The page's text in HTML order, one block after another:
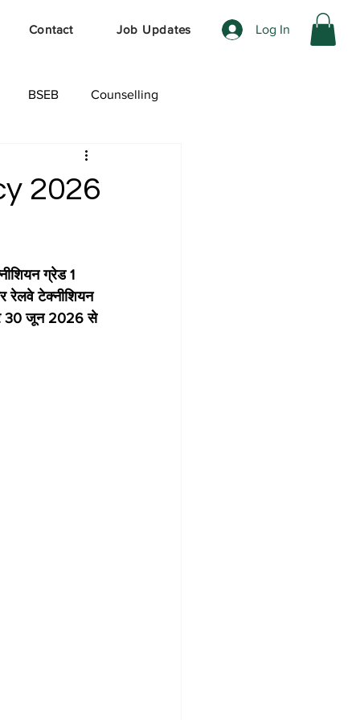
Contact Job Updates Log In
BSEB Counselling
2026
ग्रेड 1
रेलवे टेक्नीशियन
30 जून 2026 से